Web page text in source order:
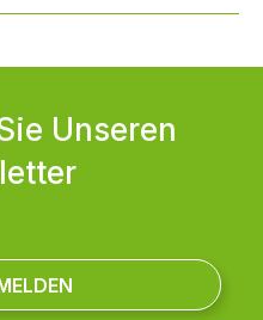
Unseren